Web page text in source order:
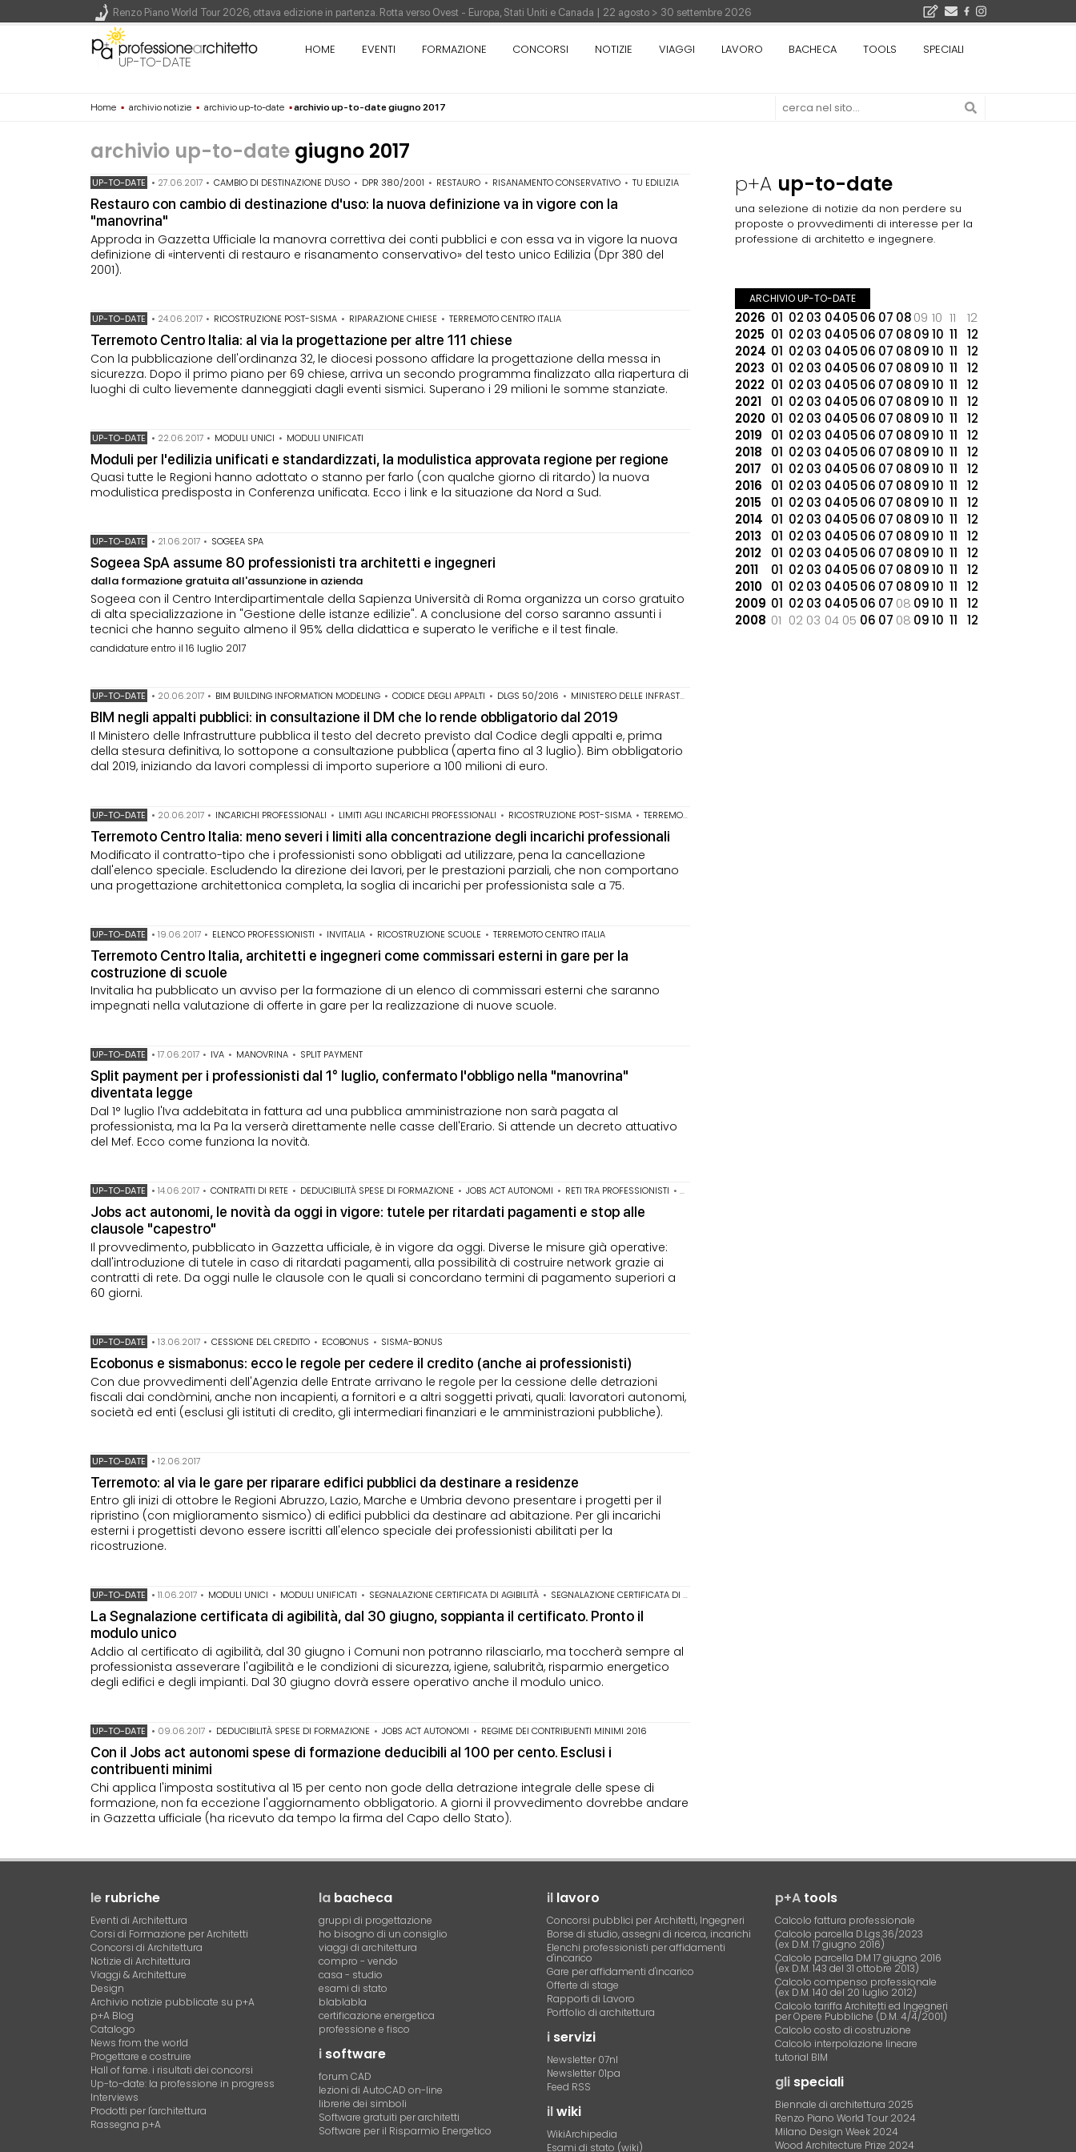
UP-TO-DATE
HOME EVENTI FORMAZIONE CONCORSI NOTIZIE VIAGGI LAVORO BACHECA TOOLS SPECIALI
Home ▪ archivio notizie ▪ archivio up-to-date ▪archivio up-to-date giugno 2017
archivio up-to-date giugno 2017
UP-TO-DATE • 27.06.2017 • CAMBIO DI DESTINAZIONE D'USO • DPR 380/2001 • RESTAURO • RISANAMENTO CONSERVATIVO • TU EDILIZIA
Restauro con cambio di destinazione d'uso: la nuova definizione va in vigore con la
"manovrina"
Approda in Gazzetta Ufficiale la manovra correttiva dei conti pubblici e con essa va in vigore la nuova
definizione di «interventi di restauro e risanamento conservativo» del testo unico Edilizia (Dpr 380 del
2001).
UP-TO-DATE • 24.06.2017 • RICOSTRUZIONE POST-SISMA • RIPARAZIONE CHIESE • TERREMOTO CENTRO ITALIA
Terremoto Centro Italia: al via la progettazione per altre 111 chiese
Con la pubblicazione dell'ordinanza 32, le diocesi possono affidare la progettazione della messa in
sicurezza. Dopo il primo piano per 69 chiese, arriva un secondo programma finalizzato alla riapertura di
luoghi di culto lievemente danneggiati dagli eventi sismici. Superano i 29 milioni le somme stanziate.
UP-TO-DATE • 22.06.2017 • MODULI UNICI • MODULI UNIFICATI
Moduli per l'edilizia unificati e standardizzati, la modulistica approvata regione per regione
Quasi tutte le Regioni hanno adottato o stanno per farlo (con qualche giorno di ritardo) la nuova
modulistica predisposta in Conferenza unificata. Ecco i link e la situazione da Nord a Sud.
UP-TO-DATE • 21.06.2017 • SOGEEA SPA
Sogeea SpA assume 80 professionisti tra architetti e ingegneri
dalla formazione gratuita all'assunzione in azienda
Sogeea con il Centro Interdipartimentale della Sapienza Università di Roma organizza un corso gratuito
di alta specializzazione in "Gestione delle istanze edilizie". A conclusione del corso saranno assunti i
tecnici che hanno seguito almeno il 95% della didattica e superato le verifiche e il test finale.
candidature entro il 16 luglio 2017
UP-TO-DATE • 20.06.2017 • BIM BUILDING INFORMATION MODELING • CODICE DEGLI APPALTI • DLGS 50/2016 • MINISTERO DELLE INFRASTRUTTURE
BIM negli appalti pubblici: in consultazione il DM che lo rende obbligatorio dal 2019
Il Ministero delle Infrastrutture pubblica il testo del decreto previsto dal Codice degli appalti e, prima
della stesura definitiva, lo sottopone a consultazione pubblica (aperta fino al 3 luglio). Bim obbligatorio
dal 2019, iniziando da lavori complessi di importo superiore a 100 milioni di euro.
UP-TO-DATE • 20.06.2017 • INCARICHI PROFESSIONALI • LIMITI AGLI INCARICHI PROFESSIONALI • RICOSTRUZIONE POST-SISMA • TERREMOTO CENTRO ITALIA
Terremoto Centro Italia: meno severi i limiti alla concentrazione degli incarichi professionali
Modificato il contratto-tipo che i professionisti sono obbligati ad utilizzare, pena la cancellazione
dall'elenco speciale. Escludendo la direzione dei lavori, per le prestazioni parziali, che non comportano
una progettazione architettonica completa, la soglia di incarichi per professionista sale a 75.
UP-TO-DATE •19.06.2017 • ELENCO PROFESSIONISTI • INVITALIA • RICOSTRUZIONE SCUOLE • TERREMOTO CENTRO ITALIA
Terremoto Centro Italia, architetti e ingegneri come commissari esterni in gare per la
costruzione di scuole
Invitalia ha pubblicato un avviso per la formazione di un elenco di commissari esterni che saranno
impegnati nella valutazione di offerte in gare per la realizzazione di nuove scuole.
UP-TO-DATE •17.06.2017 • IVA • MANOVRINA • SPLIT PAYMENT
Split payment per i professionisti dal 1° luglio, confermato l'obbligo nella "manovrina"
diventata legge
Dal 1° luglio l'Iva addebitata in fattura ad una pubblica amministrazione non sarà pagata al
professionista, ma la Pa la verserà direttamente nelle casse dell'Erario. Si attende un decreto attuativo
del Mef. Ecco come funziona la novità.
UP-TO-DATE •14.06.2017 • CONTRATTI DI RETE • DEDUCIBILITÀ SPESE DI FORMAZIONE • JOBS ACT AUTONOMI • RETI TRA PROFESSIONISTI •RITARDO DEI PAGAMENTI
Jobs act autonomi, le novità da oggi in vigore: tutele per ritardati pagamenti e stop alle
clausole "capestro"
Il provvedimento, pubblicato in Gazzetta ufficiale, è in vigore da oggi. Diverse le misure già operative:
dall'introduzione di tutele in caso di ritardati pagamenti, alla possibilità di costruire network grazie ai
contratti di rete. Da oggi nulle le clausole con le quali si concordano termini di pagamento superiori a
60 giorni.
UP-TO-DATE •13.06.2017 • CESSIONE DEL CREDITO • ECOBONUS • SISMA-BONUS
Ecobonus e sismabonus: ecco le regole per cedere il credito (anche ai professionisti)
Con due provvedimenti dell'Agenzia delle Entrate arrivano le regole per la cessione delle detrazioni
fiscali dai condòmini, anche non incapienti, a fornitori e a altri soggetti privati, quali: lavoratori autonomi,
società ed enti (esclusi gli istituti di credito, gli intermediari finanziari e le amministrazioni pubbliche).
UP-TO-DATE •12.06.2017
Terremoto: al via le gare per riparare edifici pubblici da destinare a residenze
Entro gli inizi di ottobre le Regioni Abruzzo, Lazio, Marche e Umbria devono presentare i progetti per il
ripristino (con miglioramento sismico) di edifici pubblici da destinare ad abitazione. Per gli incarichi
esterni i progettisti devono essere iscritti all'elenco speciale dei professionisti abilitati per la
ricostruzione.
UP-TO-DATE •11.06.2017 • MODULI UNICI • MODULI UNIFICATI • SEGNALAZIONE CERTIFICATA DI AGIBILITÀ • SEGNALAZIONE CERTIFICATA DI AGIBILITÀ PARZIALE
La Segnalazione certificata di agibilità, dal 30 giugno, soppianta il certificato. Pronto il
modulo unico
Addio al certificato di agibilità, dal 30 giugno i Comuni non potranno rilasciarlo, ma toccherà sempre al
professionista asseverare l'agibilità e le condizioni di sicurezza, igiene, salubrità, risparmio energetico
degli edifici e degli impianti. Dal 30 giugno dovrà essere operativo anche il modulo unico.
UP-TO-DATE • 09.06.2017 • DEDUCIBILITÀ SPESE DI FORMAZIONE • JOBS ACT AUTONOMI • REGIME DEI CONTRIBUENTI MINIMI 2016
Con il Jobs act autonomi spese di formazione deducibili al 100 per cento. Esclusi i
contribuenti minimi
Chi applica l'imposta sostitutiva al 15 per cento non gode della detrazione integrale delle spese di
formazione, non fa eccezione l'aggiornamento obbligatorio. A giorni il provvedimento dovrebbe andare
in Gazzetta ufficiale (ha ricevuto da tempo la firma del Capo dello Stato).
p+A up-to-date
una selezione di notizie da non perdere su
proposte o provvedimenti di interesse per la
professione di architetto e ingegnere.
ARCHIVIO UP-TO-DATE
2026 01 02 03 040506 07 0809 10 11
12
2025 01 02 03 040506 07 080910 11
12
2024 01 02 03 040506 07 080910 11
12
2023 01 02 03 040506 07 080910 11
12
2022 01 02 03 040506 07 080910 11
12
2021
01 02 03 040506 07 080910 11
12
2020 01 02 03 040506 07 080910 11
12
2019
01 02 03 040506 07 080910 11
12
2018
01 02 03 040506 07 080910 11
12
2017
01 02 03 040506 07 080910 11
12
2016
01 02 03 040506 07 080910 11
12
2015
01 02 03 040506 07 080910 11
12
2014 01 02 03 040506 07 080910 11
12
2013
01 02 03 040506 07 080910 11
12
2012
01 02 03 040506 07 080910 11
12
2011
01 02 03 040506 07 080910 11
12
2010 01 02 03 040506 07 080910 11
12
2009 01 02 03 040506 07 08 0910 11
12
2008 01 02 03 04 05 06 07 08 0910 11 12
le rubriche
Eventi di Architettura
Corsi di Formazione per Architetti
Concorsi di Architettura
Notizie di Architettura
Viaggi & Architetture
Design
Archivio notizie pubblicate su p+A
p+A Blog
Catalogo
News from the world
Progettare e costruire
Hall of fame. i risultati dei concorsi
Up-to-date: la professione in progress
Interviews
Prodotti per l'architettura
Rassegna p+A
la bacheca
gruppi di progettazione
ho bisogno di un consiglio
viaggi di architettura
compro - vendo
casa - studio
esami di stato
blablabla
certificazione energetica
professione e fisco
i software
forum CAD
lezioni di AutoCAD on-line
librerie dei simboli
Software gratuiti per architetti
Software per il Risparmio Energetico
il lavoro
Concorsi pubblici per Architetti, Ingegneri
Borse di studio, assegni di ricerca, incarichi
Elenchi professionisti per affidamenti
d'incarico
Gare per affidamenti d'incarico
Offerte di stage
Rapporti di Lavoro
Portfolio di architettura
i servizi
Newsletter 07nl
Newsletter 01pa
Feed RSS
ilwiki
WikiArchipedia
Esami di stato (wiki)
p+A tools
Calcolo fattura professionale
Calcolo parcella D.Lgs.36/2023
(ex D.M. 17 giugno 2016)
Calcolo parcella DM 17 giugno 2016
(ex D.M. 143 del 31 ottobre 2013)
Calcolo compenso professionale
(ex D.M. 140 del 20 luglio 2012)
Calcolo tariffa Architetti ed Ingegneri
per Opere Pubbliche (D.M. 4/4/2001)
Calcolo costo di costruzione
Calcolo interpolazione lineare
tutorial BIM
gli speciali
Biennale di architettura 2025
Renzo Piano World Tour 2024
Milano Design Week 2024
Wood Architecture Prize 2024
Renzo Piano World Tour 2026, ottava edizione in partenza. Rotta verso Ovest - Europa, Stati Uniti e Canada | 22 agosto > 30 settembre 2026